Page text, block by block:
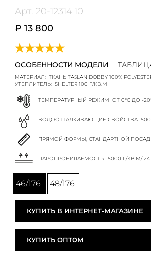
Арт. 20-12314 10
₽ 13 800
ОСОБЕННОСТИ МОДЕЛИ
МАТЕРИАЛ: ТКАНЬ TASLAN DOBBY 100%
УТЕПЛИТЕЛЬ: SHELTER 100 Г/КВ.М
ТЕМПЕРАТУРНЫЙ РЕЖИМ ОТ 0°C ДО -
ВОДООТТАЛКИВАЮЩИЕ СВОЙСТВА
ПРЯМОЙ ФОРМЫ, СТАНДАРТНОЙ
ПАРОПРОНИЦАЕМОСТЬ: 5000 Г/КВ.М/
46/176 48/176
КУПИТЬ В ИНТЕРНЕТ-МАГАЗИНЕ
КУПИТЬ ОПТОМ